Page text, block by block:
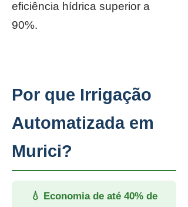
eficiência hídrica superior a
90%.
Por que Irrigação
Automatizada em
Murici?
💧 Economia de até 40% de